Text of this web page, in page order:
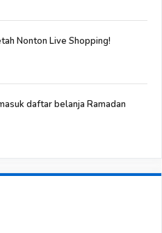
Nonton Live Shopping!
daftar belanja Ramadan